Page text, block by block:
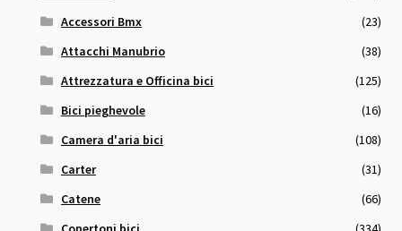
Accessori Bmx
(23)
Attacchi Manubrio
(38)
Attrezzatura e Officina bici
(125)
Bici pieghevole
(16)
Camera d'aria bici
(108)
Carter
(31)
Catene
(66)